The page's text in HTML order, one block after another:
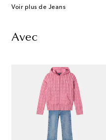
Voir plus de Jeans
Avec